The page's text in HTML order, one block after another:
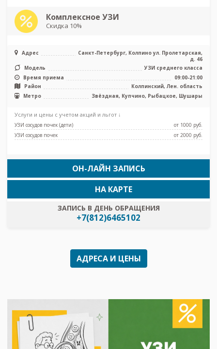
Комплексное УЗИ
Скидка 10%
Адрес
Санкт-Петербург, Колпино ул. Пролетарская,
д. 46
Модель
УЗИ среднего класса
Время приема
09:00-21:00
Район
Колпинский, Лен. область
Метро
Звёздная, Купчино, Рыбацкое, Шушары
Услуги и цены с учетом акций и льгот ↓
УЗИ сосудов почек (дети)
от 1000 pуб.
УЗИ сосудов почек
от 2000 pуб.
ОН-ЛАЙН ЗАПИСЬ
ЗАПИСЬ В ДЕНЬ ОБРАЩЕНИЯ
+7(812)6465102
НА КАРТЕ
АДРЕСА И ЦЕНЫ